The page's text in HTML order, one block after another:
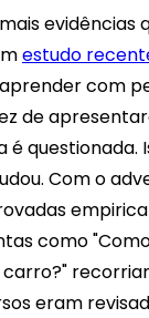
estudo
com
de
Com o
como
eram